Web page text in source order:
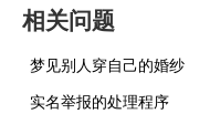
相关问题
梦见别人穿自己的婚纱
实名举报的处理程序